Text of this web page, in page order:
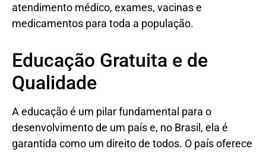
atendimento médico, exames, vacinas e
medicamentos para toda a população.
Educação Gratuita e de
Qualidade
A educação é um pilar fundamental para o
desenvolvimento de um país e, no Brasil, ela é
garantida como um direito de todos. O país oferece